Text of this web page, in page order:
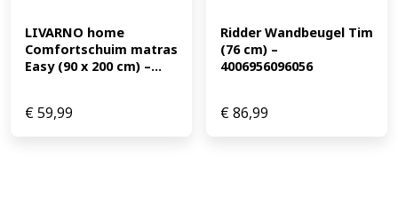
LIVARNO home
Comfortschuim matras
Easy (90 x 200 cm) –...
€59,99
Ridder Wandbeugel Tim
(76 cm) –
4006956096056
€86,99